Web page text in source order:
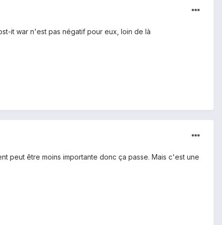
it war n'est pas négatif pour eux, loin de là
peut être moins importante donc ça passe. Mais c'est une